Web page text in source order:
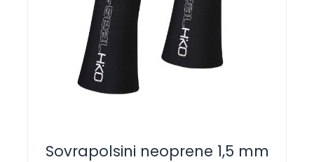
Sovrapolsini neoprene 1,5 mm